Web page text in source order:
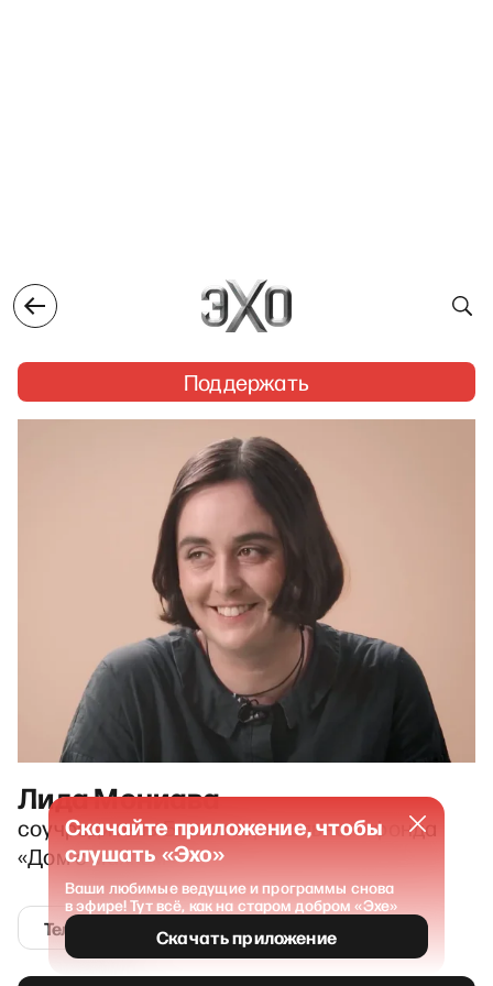
Поддержать
Лида Мониава
соучредитель Благотворительного фонда
«Дом с маяком»
Телеграм
Скачайте приложение, чтобы
слушать «Эхо»
Ваши любимые ведущие и программы снова
в эфире! Тут всё, как на старом добром «Эхе»
Скачать приложение